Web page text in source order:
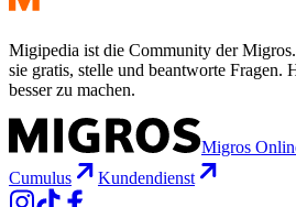
Migipedia ist die Community der
sie gratis, stelle und beantworte
besser zu machen.
Migros
Cumulus
Kundendienst